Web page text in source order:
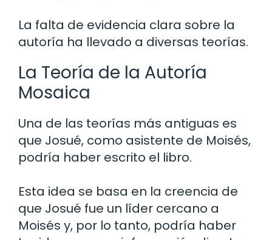
La falta de evidencia clara sobre la
autoría ha llevado a diversas teorías.
La Teoría de la Autoría
Mosaica
Una de las teorías más antiguas es
que Josué, como asistente de Moisés,
podría haber escrito el libro.
Esta idea se basa en la creencia de
que Josué fue un líder cercano a
Moisés y, por lo tanto, podría haber